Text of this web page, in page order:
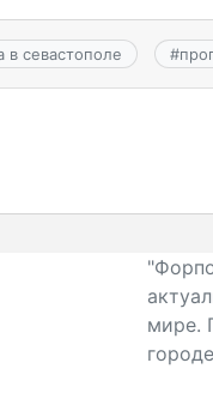
в севастополе #
мире.